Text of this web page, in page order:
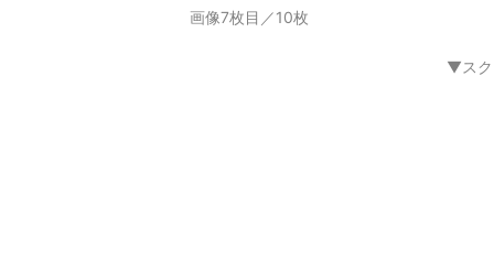
画像7枚目／10枚
▼スク